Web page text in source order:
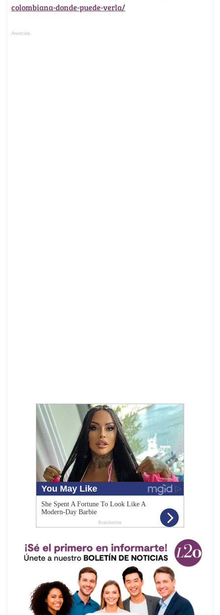
colombiana-donde-puede-verla/
Anuncios.